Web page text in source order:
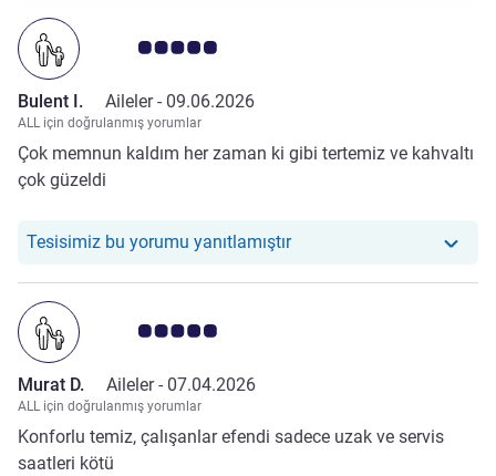
Avis müşterileri puanı 5.0/5
Bulent I. Aileler - 09.06.2026
ALL için doğrulanmış yorumlar
Çok memnun kaldım her zaman ki gibi tertemiz ve kahvaltı
çok güzeldi
Tesisimiz bu yorumu yanıtlamıştırOtelimiz şu yoruma yanıt
Avis müşterileri puanı 5.0/5
Murat D. Aileler - 07.04.2026
ALL için doğrulanmış yorumlar
Konforlu temiz, çalışanlar efendi sadece uzak ve servis
saatleri kötü